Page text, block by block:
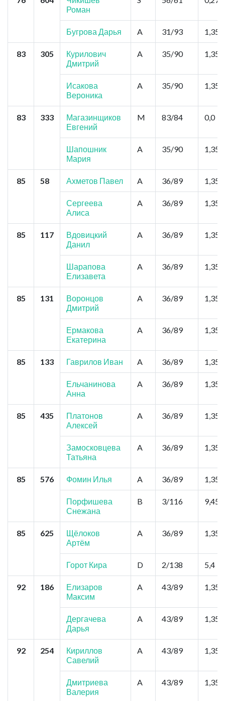
Роман
Бугрова Дарья A 31/93 1,35
83 305
Курилович
Дмитрий
A 35/90 1,35
Исакова
Вероника
A 35/90 1,35
83 333
Магазинщиков
Евгений
M 83/84 0,0
Шапошник
Мария
A 35/90 1,35
85 58 Ахметов Павел A 36/89 1,35
Сергеева
Алиса
A 36/89 1,35
85 117
Вдовицкий
Данил
A 36/89 1,35
Шарапова
Елизавета
A 36/89 1,35
85 131
Воронцов
Дмитрий
A 36/89 1,35
Ермакова
Екатерина
A 36/89 1,35
85 133 Гаврилов Иван A 36/89 1,35
Ельчанинова
Анна
A 36/89 1,35
85 435
Платонов
Алексей
A 36/89 1,35
Замосковцева
Татьяна
A 36/89 1,35
85 576 Фомин Илья A 36/89 1,35
Порфишева
Снежана
B 3/116 9,45
85 625
Щёлоков
Артём
A 36/89 1,35
Горот Кира D 2/138 5,4
92 186
Елизаров
Максим
A 43/89 1,35
Дергачева
Дарья
A 43/89 1,35
92 254
Кириллов
Савелий
A 43/89 1,35
Дмитриева
Валерия
A 43/89 1,35